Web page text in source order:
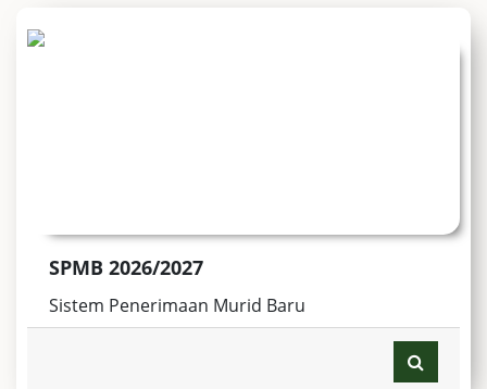
SPMB 2026/2027
Sistem Penerimaan Murid Baru